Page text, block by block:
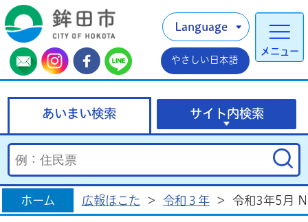
メニュー
Language
やさしい日本語
あいまい検索 サイト内検索
ホーム 広報ほこた > 令和３年 > 令和3年5月